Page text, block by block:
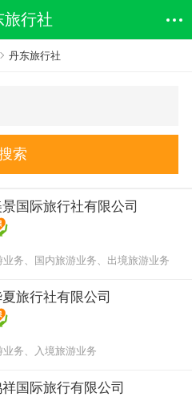
旅行社
丹东旅行社
索
国际旅行社有限公司
业务、国内旅游业务、出境旅游业务
旅行社有限公司
业务、入境旅游业务
国际旅行有限公司